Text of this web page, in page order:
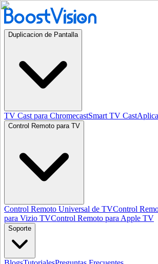
Duplicacion de Pantalla
TV Cast para ChromecastSmart TV Cast
Control Remoto para TV
Control Remoto Universal de TVControl
para Vizio TVControl Remoto para Apple TV
Soporte